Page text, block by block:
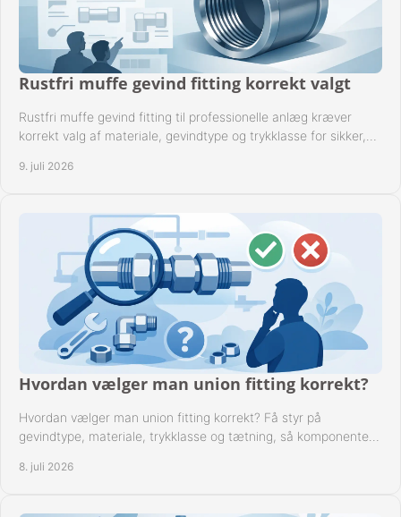
Rustfri muffe gevind fitting korrekt valgt
Rustfri muffe gevind fitting til professionelle anlæg kræver
korrekt valg af materiale, gevindtype og trykklasse for sikker,
9. juli 2026
Hvordan vælger man union fitting korrekt?
Hvordan vælger man union fitting korrekt? Få styr på
gevindtype, materiale, trykklasse og tætning, så komponenten
8. juli 2026